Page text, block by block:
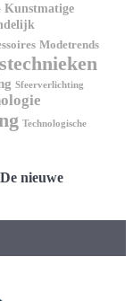
Kunstmatige
Modetrends
Sfeerverlichting
Technologische
nieuwe